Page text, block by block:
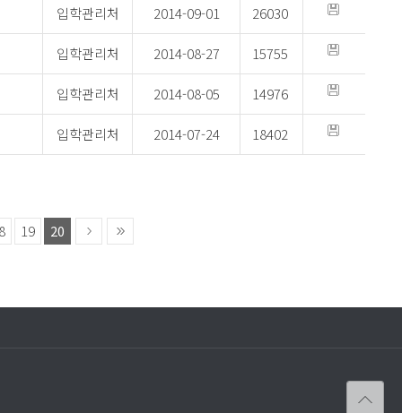
입학관리처 2014-09-01 26030
입학관리처 2014-08-27 15755
입학관리처 2014-08-05 14976
입학관리처 2014-07-24 18402
19 20